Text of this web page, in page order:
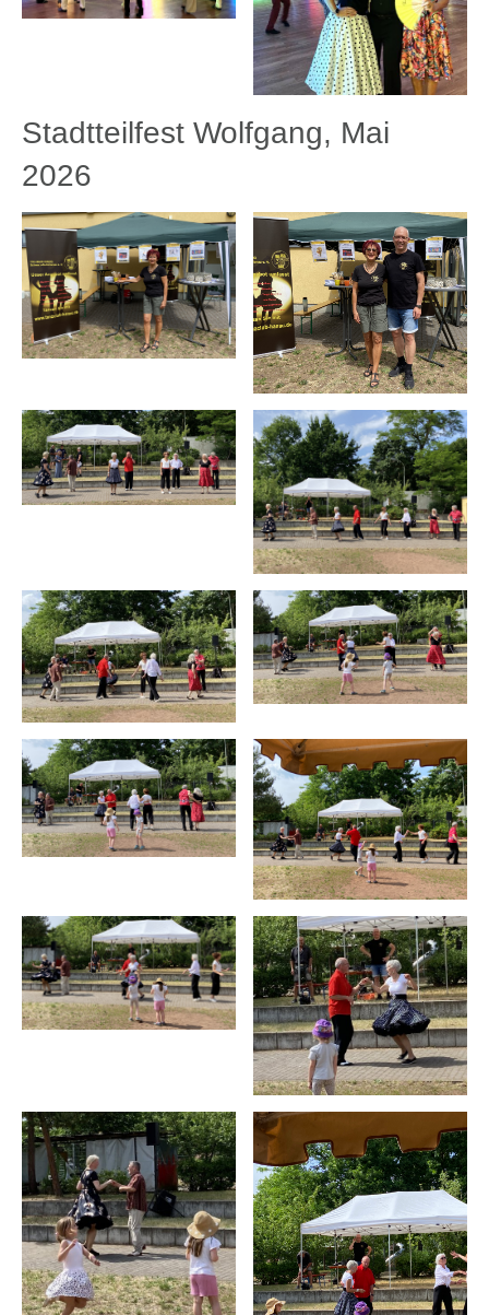
Stadtteilfest Wolfgang, Mai
2026